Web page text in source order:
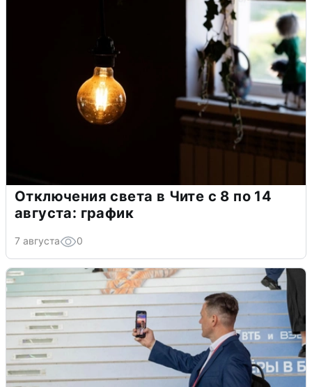
Отключения света в Чите с 8 по 14
августа: график
7 августа 0